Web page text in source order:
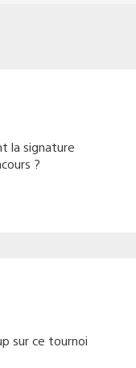
la signature
?
sur ce tournoi